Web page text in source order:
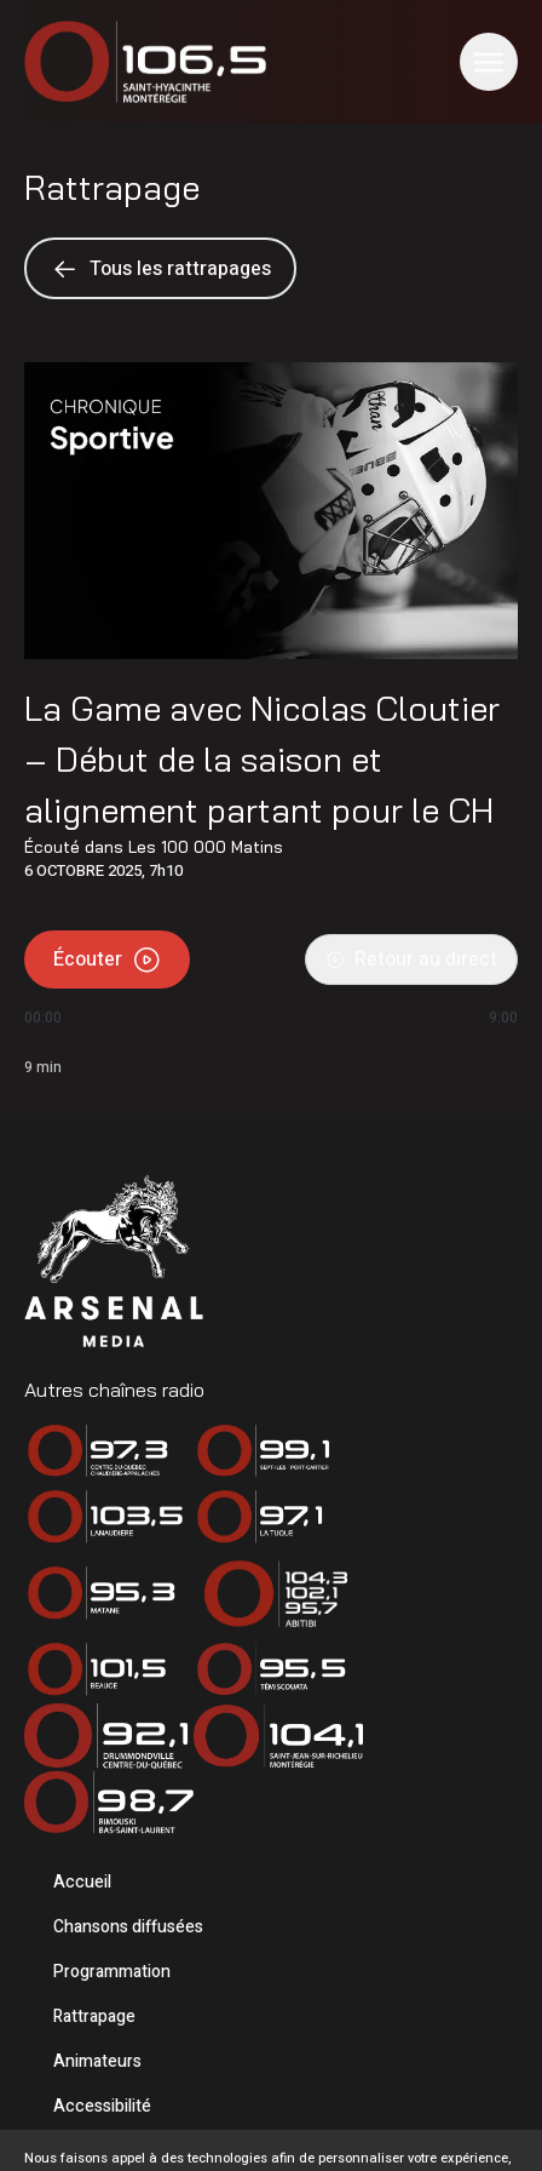
Rattrapage
Tous les rattrapages
La Game avec Nicolas Cloutier
– Début de la saison et
alignement partant pour le CH
Écouté dans Les 100 000 Matins
6 OCTOBRE 2025, 7h10
Écouter
00:00 9:00
9 min
Autres chaînes radio
Accueil
Chansons diffusées
Programmation
Rattrapage
Animateurs
Accessibilité
Politique de confidentialité
Nous faisons appel à des technologies afin de personnaliser votre expérience,